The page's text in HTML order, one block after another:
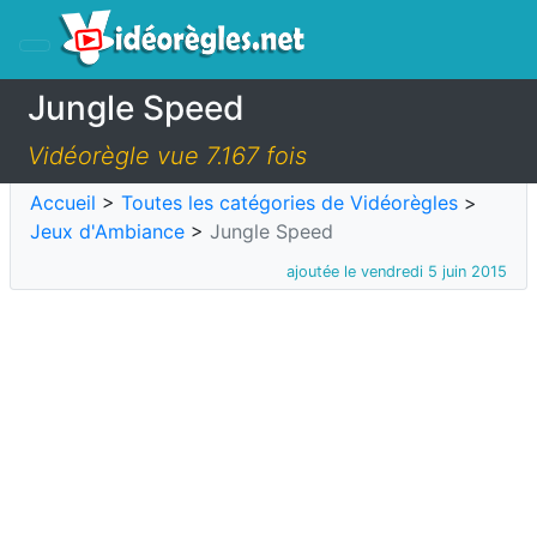
Jungle Speed
Vidéorègle vue 7.167 fois
Accueil > Toutes les catégories de Vidéorègles >
Jeux d'Ambiance > Jungle Speed
ajoutée le vendredi 5 juin 2015